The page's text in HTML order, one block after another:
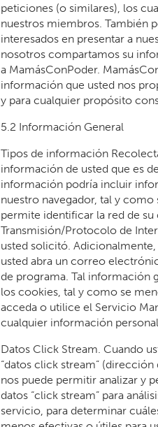
peticiones (o similares), los
nuestros miembros. También
interesados en presentar a
nosotros compartamos su
a MamásConPoder.
información que usted nos
y para cualquier propósito
5.2 Información General
Tipos de información
información de usted que es
información podría incluir
nuestro navegador, tal y
permite identificar la red de
Transmisión/Protocolo de
usted solicitó.
usted abra un correo
de programa. Tal información
los cookies, tal y como se
acceda o utilice el Servicio
cualquier información
Datos Click Stream. Cuando
“datos click stream”
nos puede permitir analizar y
datos “click stream” para
servicio, para determinar